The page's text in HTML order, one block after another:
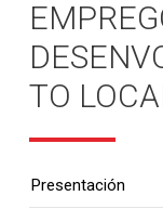
TO
Presentación